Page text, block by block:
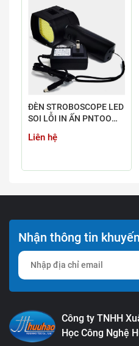
ĐÈN STROBOSCOPE LED
SOI LỖI IN ẤN PNTOO
LASER
Liên hệ
Nhận thông tin
Công ty TNHH
Học Công Nghệ